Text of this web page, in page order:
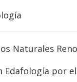
Naturales
por